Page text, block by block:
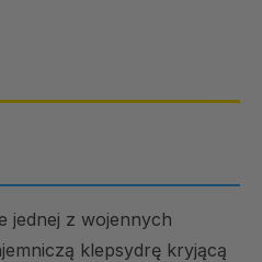
jednej z wojennych
klepsydrę kryjącą